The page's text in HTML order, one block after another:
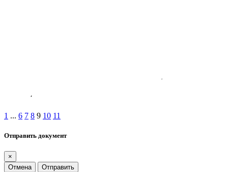
1 ... 6 7 8 9 10 11
Отправить документ
×
Отмена
Отправить